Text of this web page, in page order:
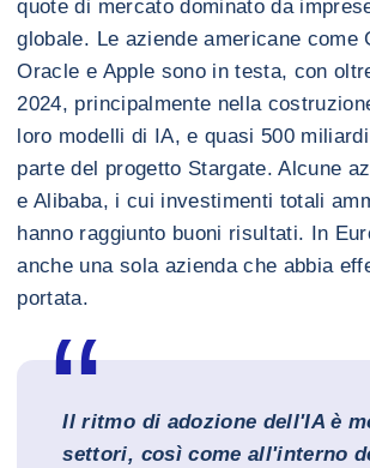
quote di mercato dominato da
globale. Le aziende americane
Oracle e Apple sono in testa, con
2024, principalmente nella
loro modelli di IA, e quasi 500
parte del progetto Stargate. Alcune
e Alibaba, i cui investimenti totali
hanno raggiunto buoni risultati. In
anche una sola azienda che abbia
portata.
Il ritmo di adozione dell'IA è
settori, così come all'interno